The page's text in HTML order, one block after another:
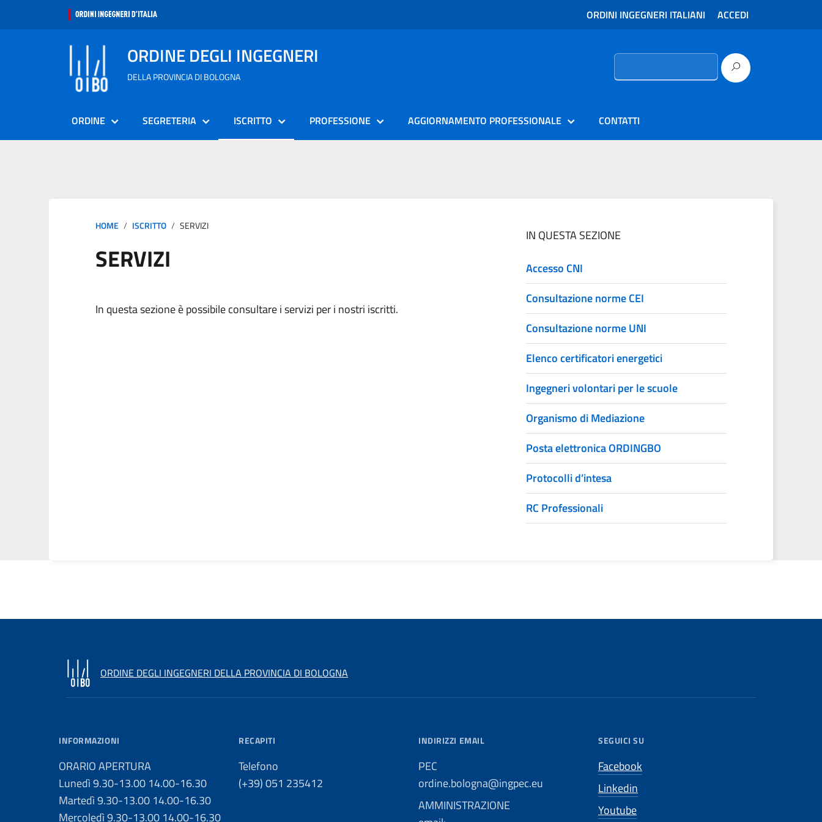
ORDINI INGEGNERI ITALIANI ACCEDI
ORDINE DEGLI INGEGNERI
DELLA PROVINCIA DI BOLOGNA
Ricerca
ORDINE SEGRETERIA ISCRITTO PROFESSIONE AGGIORNAMENTO PROFESSIONALE CONTATTI
HOME ISCRITTO SERVIZI
SERVIZI
In questa sezione è possibile consultare i servizi per i nostri iscritti.
IN QUESTA SEZIONE
Accesso CNI
Consultazione norme CEI
Consultazione norme UNI
Elenco certificatori energetici
Ingegneri volontari per le scuole
Organismo di Mediazione
Posta elettronica ORDINGBO
Protocolli d’intesa
RC Professionali
ORDINE DEGLI INGEGNERI DELLA PROVINCIA DI BOLOGNA
INFORMAZIONI
ORARIO APERTURA
Lunedì 9.30-13.00 14.00-16.30
Martedì 9.30-13.00 14.00-16.30
Mercoledì 9.30-13.00 14.00-16.30
RECAPITI
Telefono
(+39) 051 235412
INDIRIZZI EMAIL
PEC
ordine.bologna@ingpec.eu
AMMINISTRAZIONE
SEGUICI SU
Facebook
Linkedin
Youtube